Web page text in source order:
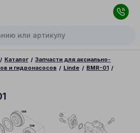
Каталог
Запчасти для аксиально-
и гидронасосов
Linde
BMR-01